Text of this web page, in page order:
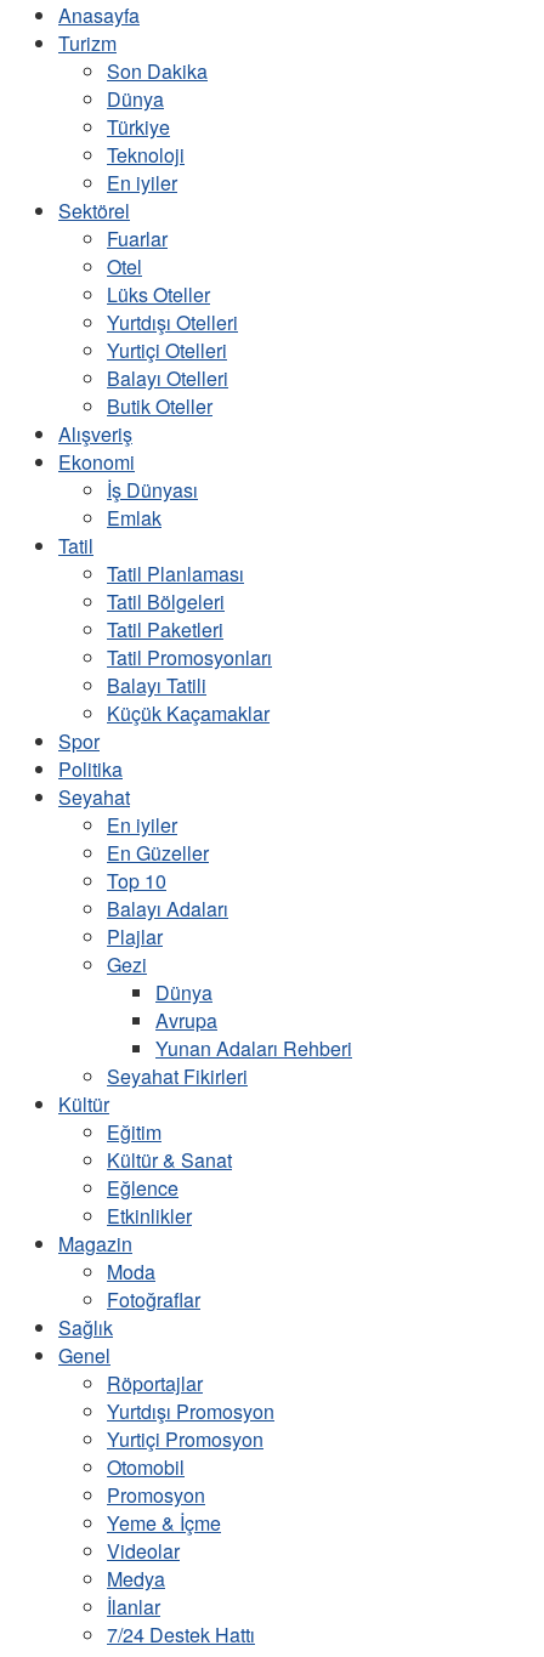
Anasayfa
Turizm
Son Dakika
Dünya
Türkiye
Teknoloji
En iyiler
Sektörel
Fuarlar
Otel
Lüks Oteller
Yurtdışı Otelleri
Yurtiçi Otelleri
Balayı Otelleri
Butik Oteller
Alışveriş
Ekonomi
İş Dünyası
Emlak
Tatil
Tatil Planlaması
Tatil Bölgeleri
Tatil Paketleri
Tatil Promosyonları
Balayı Tatili
Küçük Kaçamaklar
Spor
Politika
Seyahat
En iyiler
En Güzeller
Top 10
Balayı Adaları
Plajlar
Gezi
Dünya
Avrupa
Yunan Adaları Rehberi
Seyahat Fikirleri
Kültür
Eğitim
Kültür & Sanat
Eğlence
Etkinlikler
Magazin
Moda
Fotoğraflar
Sağlık
Genel
Röportajlar
Yurtdışı Promosyon
Yurtiçi Promosyon
Otomobil
Promosyon
Yeme & İçme
Videolar
Medya
İlanlar
7/24 Destek Hattı